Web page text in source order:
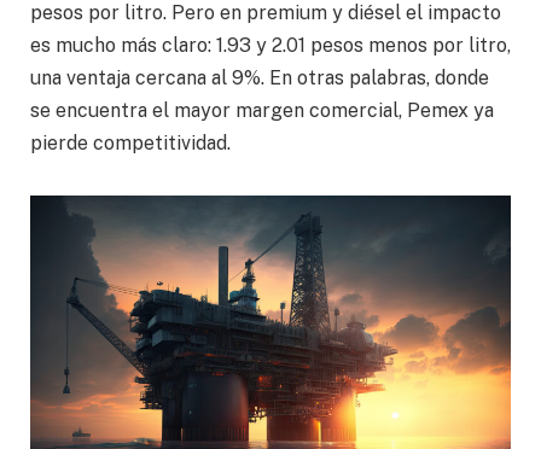
pesos por litro. Pero en premium y diésel el impacto
es mucho más claro: 1.93 y 2.01 pesos menos por litro,
una ventaja cercana al 9%. En otras palabras, donde
se encuentra el mayor margen comercial, Pemex ya
pierde competitividad.